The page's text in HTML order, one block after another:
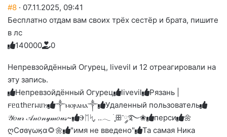
#8 · 07.11.2025, 09:41
Бесплатно отдам вам своих трёх сестёр и брата, пишите
в лс
Голосуйте
вверх.
14
Нажмите
реакцию:
улыбаюсь
0
Нажмите
реакцию:
смеюсь
до
слез
0
Нажмите
реакцию:
печаль
0
Нажмите
реакцию:
плачу
0
Нажмите
благодарю
0
Непревзойдëнный Огурец, livevil и 12 отреагировали на
эту запись.
Непревзойдëнный Огурец
livevil
Рязань |
𐔥ᥱᥲthᥱrᥕιᥒⳋ
༒ⲙⲟⲣⲁⲏⲁ༒
Удаленный пользователь
𝒴𝑜𝓊𝓇 𝒜𝓃𝑜𝓃𝓎𝓂𝑜𝓊𝓈~
Ⰵᛖᛋִֶָ. ..𓂃 ࣪ ִֶָꕥ་༘࿐❀ перси
🌼
ღСσɞγωӄα🌻🌼
"имя не введено"
Та самая Ника